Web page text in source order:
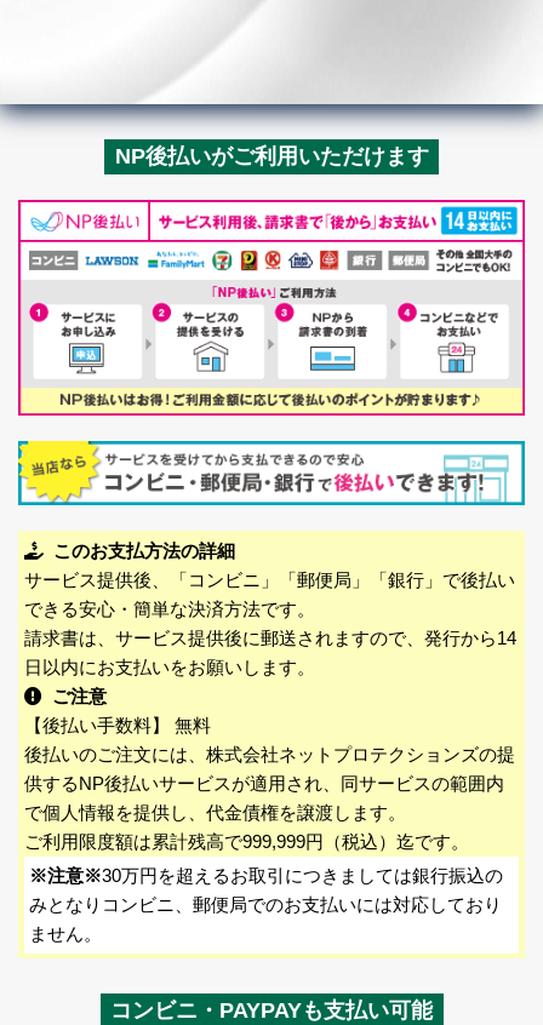
NP後払いがご利用いただけます
このお支払方法の詳細
サービス提供後、「コンビニ」「郵便局」「銀行」で後払い
できる安心・簡単な決済方法です。
請求書は、サービス提供後に郵送されますので、発行から14
日以内にお支払いをお願いします。
ご注意
【後払い手数料】 無料
後払いのご注文には、株式会社ネットプロテクションズの提
供するNP後払いサービスが適用され、同サービスの範囲内
で個人情報を提供し、代金債権を譲渡します。
ご利用限度額は累計残高で999,999円（税込）迄です。
※注意※30万円を超えるお取引につきましては銀行振込の
みとなりコンビニ、郵便局でのお支払いには対応しており
ません。
コンビニ・PAYPAYも支払い可能